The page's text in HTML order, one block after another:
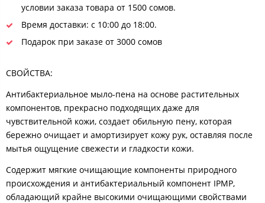
условии заказа товара от 1500 сомов.
Время доставки: с 10:00 до 18:00.
Подарок при заказе от 3000 сомов
СВОЙСТВА:
Антибактериальное мыло-пена на основе растительных
компонентов, прекрасно подходящих даже для
чувствительной кожи, создает обильную пену, которая
бережно очищает и амортизирует кожу рук, оставляя после
мытья ощущение свежести и гладкости кожи.
Содержит мягкие очищающие компоненты природного
происхождения и антибактериальный компонент IPMP,
обладающий крайне высокими очищающими свойствами